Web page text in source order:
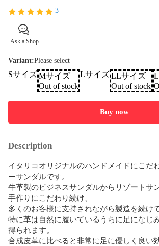
3
Ask a Shop
Variant:Please select
SサイズMサイズ
Out of stock
LサイズLLサイズ
Out of stock
Buy now
Description
イタリコオリジナルのハンドメイドにこだ
ーサンダルです。
牛革製のビジネスサンダルからリゾートサ
手作りにこだわり続け、
多くのお客様に支持されながら製造を続け
特に革は自然に履いているうちに足になじ
得られます。
合成皮革に比べると非常に足に優しく良い